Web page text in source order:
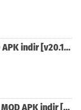
FIFA Mobile 24 Para Hileli MOD APK indir [v20.1.02]
Whiteout Survival Elmas Hileli MOD APK indir [v1.13.1]